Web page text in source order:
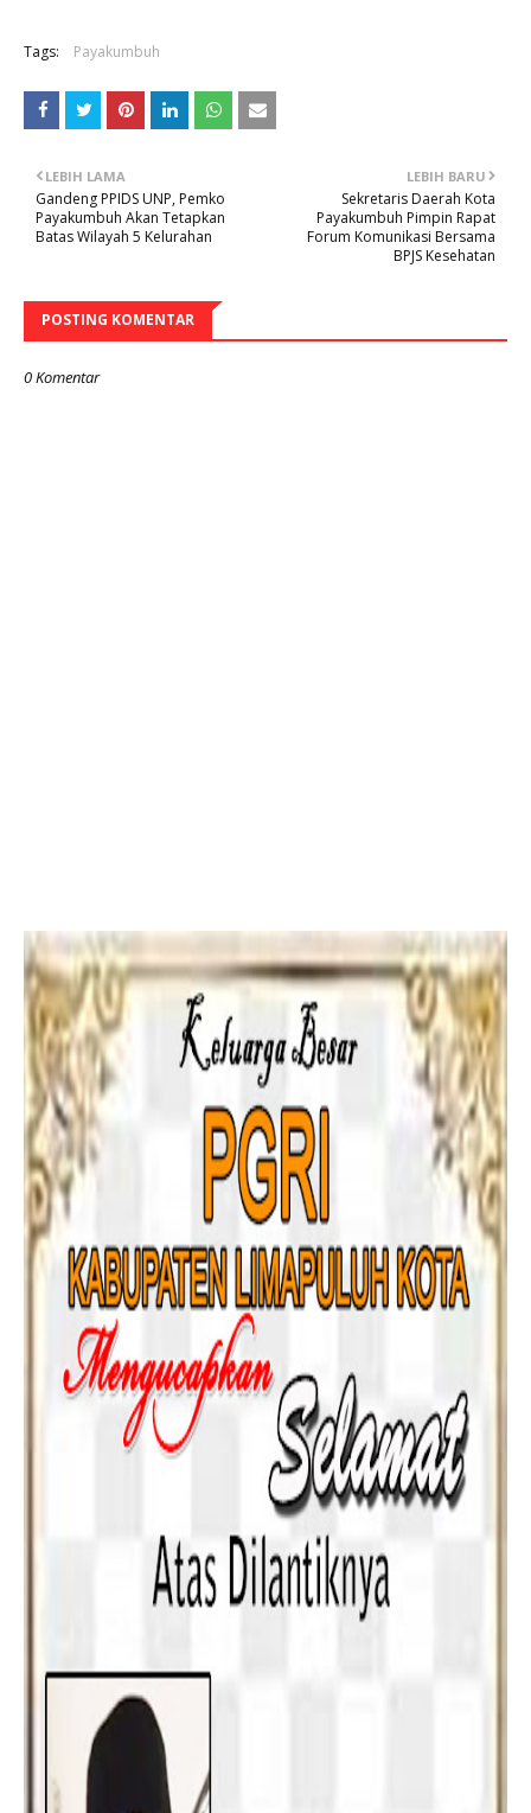
Tags: Payakumbuh
LEBIH BARU
Sekretaris Daerah Kota
Payakumbuh Pimpin Rapat
Forum Komunikasi Bersama
BPJS Kesehatan
LEBIH LAMA
Gandeng PPIDS UNP, Pemko
Payakumbuh Akan Tetapkan
Batas Wilayah 5 Kelurahan
POSTING KOMENTAR
0 Komentar